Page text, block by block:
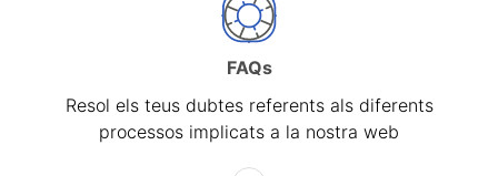
FAQs
Resol els teus dubtes referents als diferents
processos implicats a la nostra web